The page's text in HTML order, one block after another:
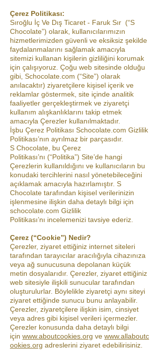
Çerez Politikası:
Sıroğlu İç Ve Dış Ticaret - Faruk Sır (“S
Chocolate”) olarak, kullanıcılarımızın
hizmetlerimizden güvenli ve eksiksiz şekilde
faydalanmalarını sağlamak amacıyla
sitemizi kullanan kişilerin gizliliğini korumak
için çalışıyoruz. Çoğu web sitesinde olduğu
gibi, Schocolate.com (“Site”) olarak
anılacaktır) ziyaretçilere kişisel içerik ve
reklamlar göstermek, site içinde analitik
faaliyetler gerçekleştirmek ve ziyaretçi
kullanım alışkanlıklarını takip etmek
amacıyla Çerezler kullanılmaktadır.
İşbu Çerez Politikası Schocolate.com Gizlilik
Politikası’nın ayrılmaz bir parçasıdır.
S Chocolate, bu Çerez
Politikası’nı (“Politika”) Site’de hangi
Çerezlerin kullanıldığını ve kullanıcıların bu
konudaki tercihlerini nasıl yönetebileceğini
açıklamak amacıyla hazırlamıştır. S
Chocolate tarafından kişisel verilerinizin
işlenmesine ilişkin daha detaylı bilgi için
schocolate.com Gizlilik
Politikası’nı incelemenizi tavsiye ederiz.
Çerez (“Cookie”) Nedir?
Çerezler, ziyaret ettiğiniz internet siteleri
tarafından tarayıcılar aracılığıyla cihazınıza
veya ağ sunucusuna depolanan küçük
metin dosyalarıdır. Çerezler, ziyaret ettiğiniz
web sitesiyle ilişkili sunucular tarafından
oluşturulurlar. Böylelikle ziyaretçi aynı siteyi
ziyaret ettiğinde sunucu bunu anlayabilir.
Çerezler, ziyaretçilere ilişkin isim, cinsiyet
veya adres gibi kişisel verileri içermezler.
Çerezler konusunda daha detaylı bilgi
için www.aboutcookies.org ve www.allaboutc
ookies.org adreslerini ziyaret edebilirisiniz.